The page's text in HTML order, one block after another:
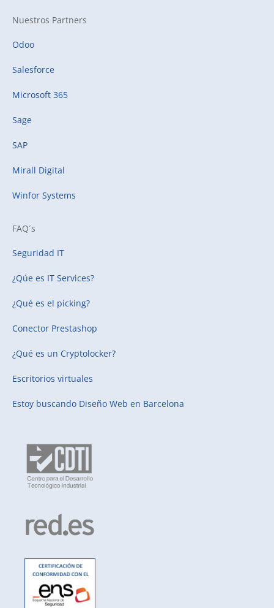
Nuestros Partners
Odoo
Salesforce
Microsoft 365
Sage
SAP
Mirall Digital
Winfor Systems
FAQ´s
Seguridad IT
¿Qúe es IT Services?
¿Qué es el picking?
Conector Prestashop
¿Qué es un Cryptolocker?
Escritorios virtuales
Estoy buscando Diseño Web en Barcelona